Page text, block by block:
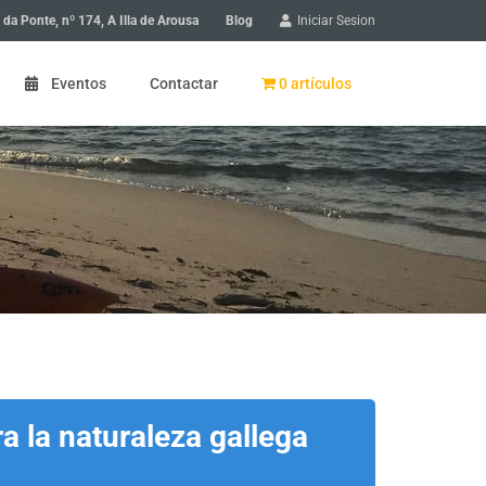
da Ponte, nº 174, A Illa de Arousa Blog Iniciar Sesion
Arousa: paseo en bicicleta
Arousa: Gyncana en bicicleta
un pueblo
en A Illa de Arousa
niños
Eventos Contactar 0 artículos
la naturaleza gallega